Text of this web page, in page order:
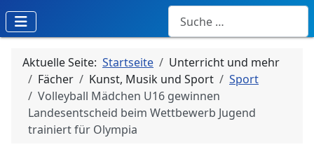
Suchen
Aktuelle Seite: Startseite
Unterricht und mehr
Fächer
Kunst, Musik und Sport
Sport
Volleyball Mädchen U16 gewinnen
Landesentscheid beim Wettbewerb Jugend
trainiert für Olympia